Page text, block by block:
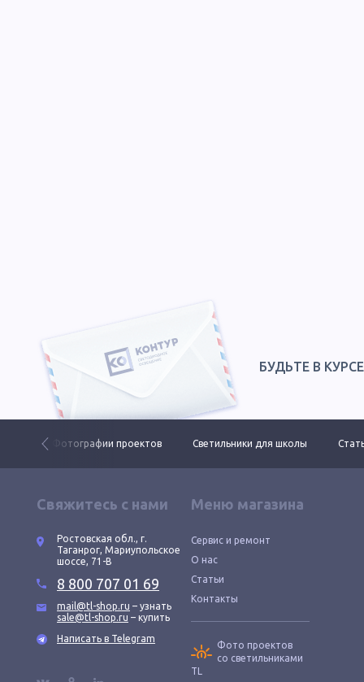
БУДЬТЕ В
Фотографии проектов Светильники для школы
Свяжитесь с нами
Ростовская обл., г.
Таганрог, Мариупольское
шоссе, 71-В
8 800 707 01 69
mail@tl-shop.ru – узнать
sale@tl-shop.ru – купить
Написать в Telegram
Меню магазина
Сервис и ремонт
О нас
Статьи
Контакты
Фото проектов
со светильниками
TL